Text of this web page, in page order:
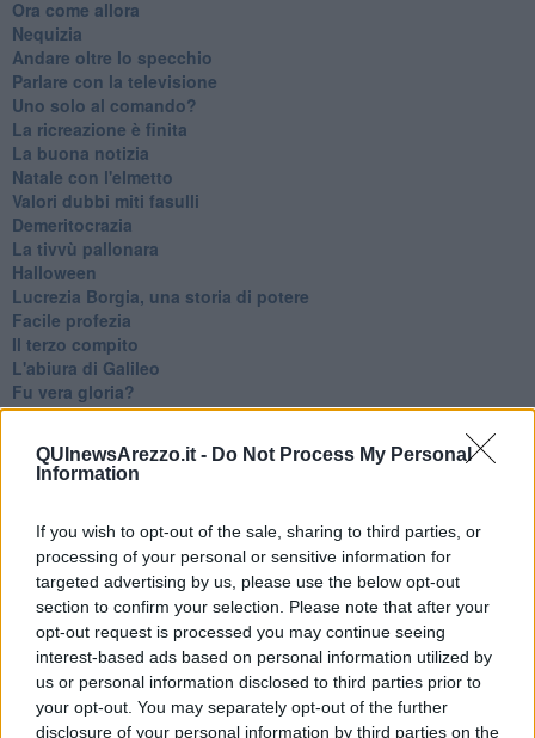
QUInewsArezzo.it - Do Not Process My Personal
Information
If you wish to opt-out of the sale, sharing to third parties, or
processing of your personal or sensitive information for
targeted advertising by us, please use the below opt-out
section to confirm your selection. Please note that after your
opt-out request is processed you may continue seeing
interest-based ads based on personal information utilized by
us or personal information disclosed to third parties prior to
your opt-out. You may separately opt-out of the further
disclosure of your personal information by third parties on the
Ora come allora
Nequizia
Andare oltre lo specchio
Parlare con la televisione
Uno solo al comando?
La ricreazione è finita
La buona notizia
Natale con l'elmetto
Valori dubbi miti fasulli
Demeritocrazia
La tivvù pallonara
Halloween
​Lucrezia Borgia, una storia di potere
Facile profezia
Il terzo compito
L'abiura di Galileo
Fu vera gloria?
La guerricciola delle due rose
Alla fermata dell'autobus
La repressione sessuale per sentito dire
Foto storica
Esequie solenni
Nostalgia del sangue blu
Teste calde
Non avere e non essere
Armiamoci e... avviatevi
Da Capodanno a Carnevale
Schizzi di fango
Sor-riso amaro